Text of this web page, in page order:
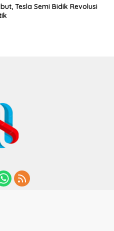
Tesla Semi Bidik Revolusi